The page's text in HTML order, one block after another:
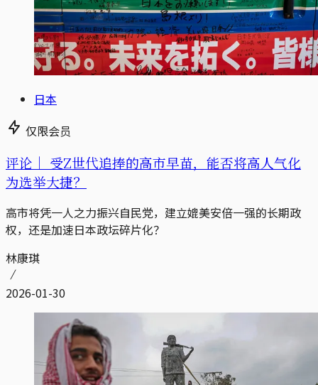
日本
仅限会员
评论｜ 受Z世代追捧的高市早苗，能否将高人气化
为选举大捷？
高市将凭一人之力振兴自民党，建立媲美安倍一强的长期政
权，还是加速日本政坛碎片化？
林康琪
2026-01-30